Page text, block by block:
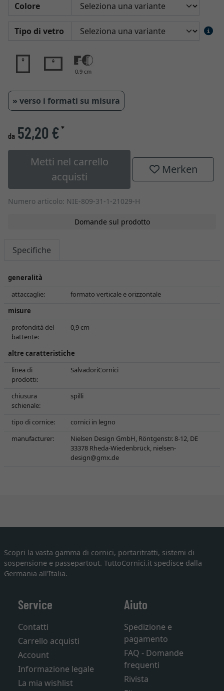
Colore
Tipo di vetro
0,9 cm
» verso i formati su misura
da 52,20 €*
Metti nel carrello
acquisti
Merken
Numero articolo: NIE-809-31-1-21029-H
Domande sul prodotto
Specifiche
generalità
attaccaglie:
formato verticale e orizzontale
misure
profondità del
battente:
0,9 cm
altre caratteristiche
linea di
prodotti:
SalvadoriCornici
chiusura
schienale:
spilli
tipo di cornice:
cornici in legno
manufacturer:
Nielsen Design GmbH, Röntgenstr. 8-12, DE
33378 Rheda-Wiedenbrück, nielsen-
design@gmx.de
Scopri la vasta gamma di cornici, portaritratti, sistemi di
sospensione e passepartout. TuttoCornici.it spedisce dalla
Germania all'Italia.
Service
Contatti
Carrello acquisti
Account
Informazione legale
La mia wishlist
Aiuto
Spedizione e
pagamento
FAQ - Domande
frequenti
Rivista